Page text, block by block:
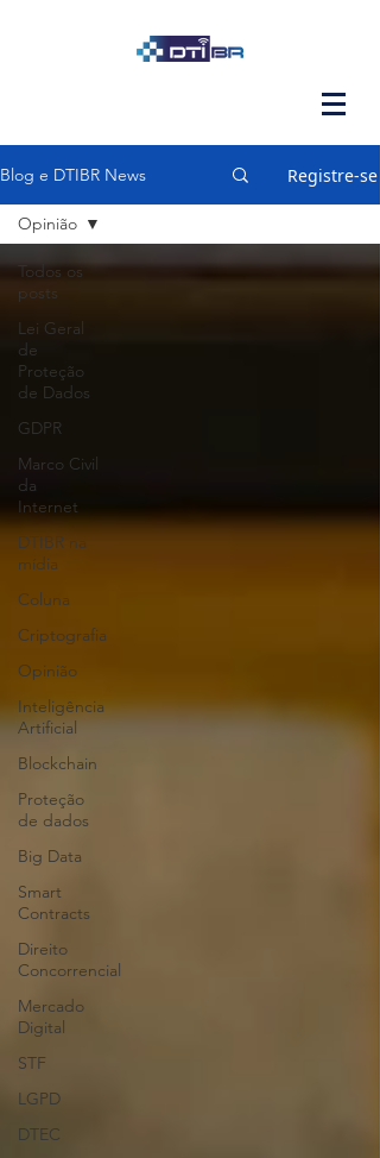
Blog e DTIBR News Registre-se
Todos os
posts
Lei Geral
de
Proteção
de Dados
GDPR
Marco Civil
da
Internet
DTIBR na
mídia
Coluna
Criptografia
Opinião
Inteligência
Artificial
Blockchain
Proteção
de dados
Big Data
Smart
Contracts
Direito
Concorrencial
Mercado
Digital
STF
LGPD
DTEC
Opinião